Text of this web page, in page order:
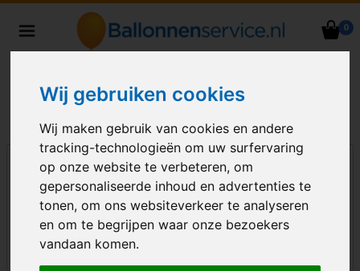
Wij gebruiken cookies
Wij maken gebruik van cookies en andere
tracking-technologieën om uw surfervaring
op onze website te verbeteren, om
gepersonaliseerde inhoud en advertenties te
tonen, om ons websiteverkeer te analyseren
en om te begrijpen waar onze bezoekers
vandaan komen.
0
Nederland